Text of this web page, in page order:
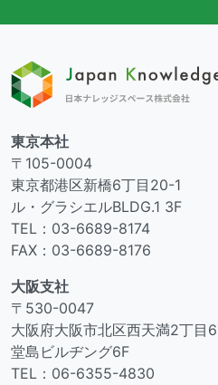
東京本社
〒105-0004
東京都港区新橋6丁目20-1
ル・グラシエルBLDG.1 3F
TEL：03-6689-8174
FAX：03-6689-8176
大阪支社
〒530-0047
大阪府大阪市北区西天満2丁目
堂島ビルヂング6F
TEL：06-6355-4830